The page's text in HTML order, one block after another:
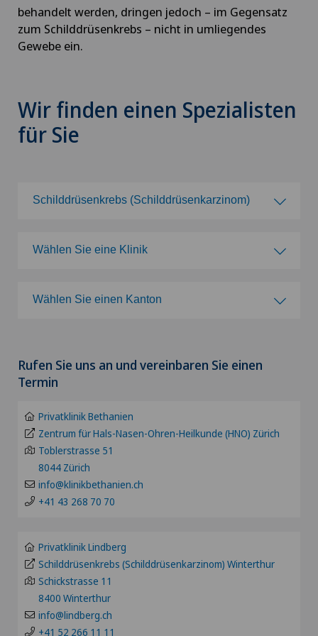
behandelt werden, dringen jedoch – im Gegensatz
zum Schilddrüsenkrebs – nicht in umliegendes
Gewebe ein.
Wir finden einen Spezialisten
für Sie
Schilddrüsenkrebs (Schilddrüsenkarzinom)
Akromioplastik
Akupunktur
Akutgeriatrie
Allergologie und Immunologie
Allgemeine Chirurgie
Allgemeine Innere Medizin
Alter G
Wählen Sie eine Klinik
Clinica Sant'Anna
Clinique Générale Ste-Anne
Hôpital de Moutier
Internationale Patienten
Privatklinik Belair
Privatklinik Bethanien
Wählen Sie einen Kanton
ZH
BE
LU
AG
SH
BS
Rufen Sie uns an und vereinbaren Sie einen
Termin
Privatklinik Bethanien
Zentrum für Hals-Nasen-Ohren-Heilkunde (HNO) Zürich
Toblerstrasse 51
8044 Zürich
info@klinikbethanien.ch
+41 43 268 70 70
Privatklinik Lindberg
Schilddrüsenkrebs (Schilddrüsenkarzinom) Winterthur
Schickstrasse 11
8400 Winterthur
info@lindberg.ch
+41 52 266 11 11